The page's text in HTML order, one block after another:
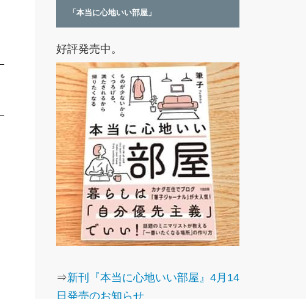
「本当に心地いい部屋」
好評発売中。
⇒新刊『本当に心地いい部屋』4月14
日発売のお知らせ